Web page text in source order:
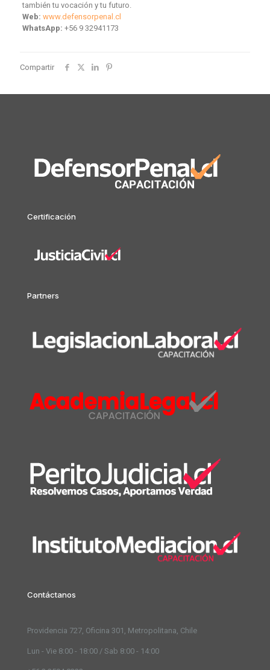
también tu vocación y tu futuro.
Web: www.defensorpenal.cl
WhatsApp: +56 9 32941173
Compartir
Certificación
Partners
Contáctanos
Providencia 727, Oficina 301, Metropolitana, Chile
Lun - Vie 8:00 - 18:00 / Sab 8:00 - 14:00